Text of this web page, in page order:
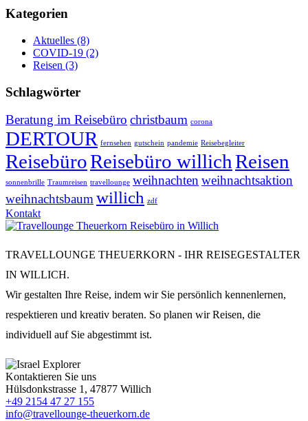
Kategorien
Aktuelles (8)
COVID-19 (2)
Reisen (3)
Schlagwörter
Beratung im Reisebüro christbaum corona
DERTOUR fernsehen gutschein pandemie Reisebegleiter
ReisebüroReisebüro willichReisen
sonnenbrille Traumreisen travellounge weihnachtenweihnachtsaktion
weihnachtsbaumwillich zdf
Kontakt
TRAVELLOUNGE THEUERKORN - IHR REISEGESTALTER
IN WILLICH.
Wir gestalten Ihre Reise, indem wir Sie persönlich kennenlernen,
respektieren und kreativ beraten. So planen wir Reisen, die
individuell auf Sie abgestimmt ist.
Kontaktieren Sie uns
Hülsdonkstrasse 1, 47877 Willich
+49 2154 47 27 155
info@travellounge-theuerkorn.de